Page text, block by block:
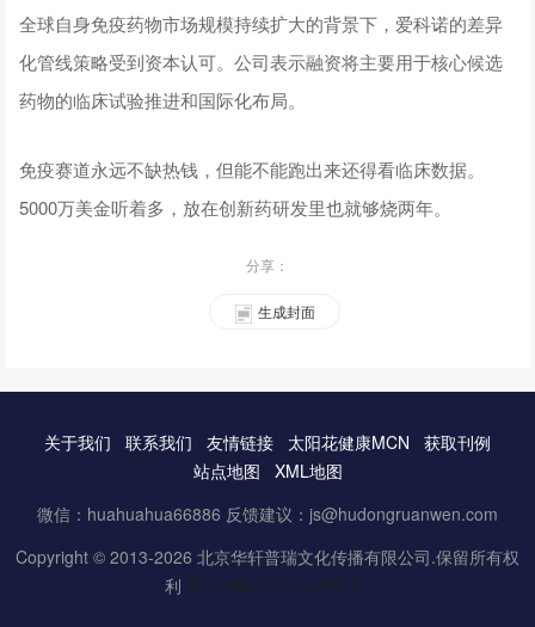
全球自身免疫药物市场规模持续扩大的背景下，爱科诺的差异
化管线策略受到资本认可。公司表示融资将主要用于核心候选
药物的临床试验推进和国际化布局。
免疫赛道永远不缺热钱，但能不能跑出来还得看临床数据。
5000万美金听着多，放在创新药研发里也就够烧两年。
分享：
生成封面
关于我们 联系我们 友情链接 太阳花健康MCN
获取刊例
站点地图
XML地图
微信：huahuahua66886 反馈建议：js@hudongruanwen.com
Copyright © 2013-2026 北京华轩普瑞文化传播有限公司.保留所有权
利 京ICP备16061888号-3